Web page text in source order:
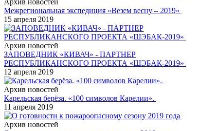
Межрегиональная экспедиция «Везем весну – 2019»
15 апреля 2019
Архив новостей
ЗАПОВЕДНИК «КИВАЧ» - ПАРТНЕР
РЕСПУБЛИКАНСКОГО ПРОЕКТА «ШЭБАК-2019»
12 апреля 2019
Архив новостей
Карельская берёза. «100 символов Карелии».
11 апреля 2019
Архив новостей